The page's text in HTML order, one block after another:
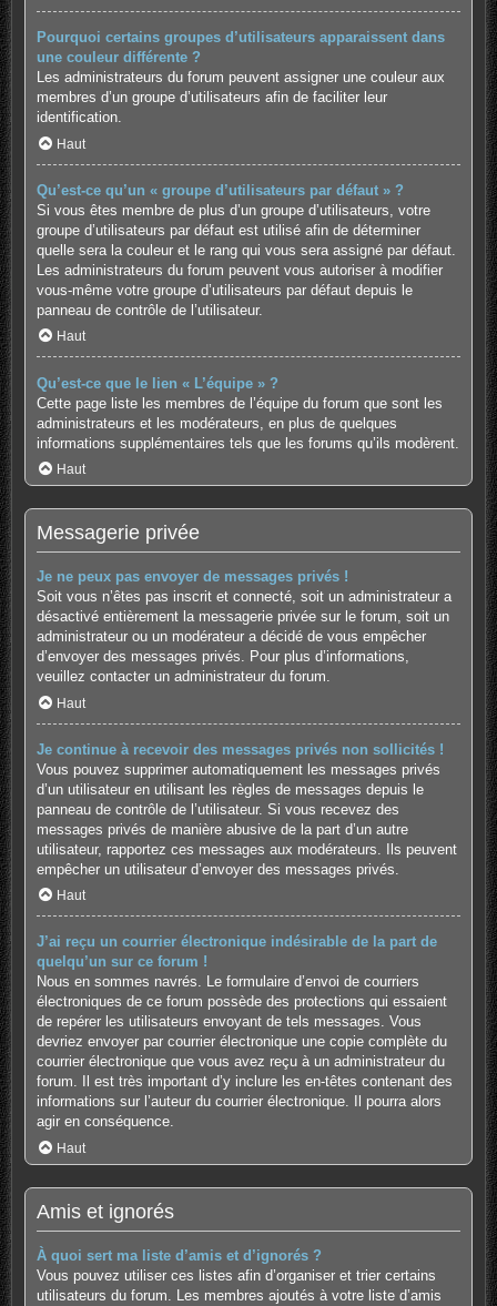
Pourquoi certains groupes d’utilisateurs apparaissent dans
une couleur différente ?
Les administrateurs du forum peuvent assigner une couleur aux
membres d’un groupe d’utilisateurs afin de faciliter leur
identification.
Haut
Qu’est-ce qu’un « groupe d’utilisateurs par défaut » ?
Si vous êtes membre de plus d’un groupe d’utilisateurs, votre
groupe d’utilisateurs par défaut est utilisé afin de déterminer
quelle sera la couleur et le rang qui vous sera assigné par défaut.
Les administrateurs du forum peuvent vous autoriser à modifier
vous-même votre groupe d’utilisateurs par défaut depuis le
panneau de contrôle de l’utilisateur.
Haut
Qu’est-ce que le lien « L’équipe » ?
Cette page liste les membres de l’équipe du forum que sont les
administrateurs et les modérateurs, en plus de quelques
informations supplémentaires tels que les forums qu’ils modèrent.
Haut
Messagerie privée
Je ne peux pas envoyer de messages privés !
Soit vous n’êtes pas inscrit et connecté, soit un administrateur a
désactivé entièrement la messagerie privée sur le forum, soit un
administrateur ou un modérateur a décidé de vous empêcher
d’envoyer des messages privés. Pour plus d’informations,
veuillez contacter un administrateur du forum.
Haut
Je continue à recevoir des messages privés non sollicités !
Vous pouvez supprimer automatiquement les messages privés
d’un utilisateur en utilisant les règles de messages depuis le
panneau de contrôle de l’utilisateur. Si vous recevez des
messages privés de manière abusive de la part d’un autre
utilisateur, rapportez ces messages aux modérateurs. Ils peuvent
empêcher un utilisateur d’envoyer des messages privés.
Haut
J’ai reçu un courrier électronique indésirable de la part de
quelqu’un sur ce forum !
Nous en sommes navrés. Le formulaire d’envoi de courriers
électroniques de ce forum possède des protections qui essaient
de repérer les utilisateurs envoyant de tels messages. Vous
devriez envoyer par courrier électronique une copie complète du
courrier électronique que vous avez reçu à un administrateur du
forum. Il est très important d’y inclure les en-têtes contenant des
informations sur l’auteur du courrier électronique. Il pourra alors
agir en conséquence.
Haut
Amis et ignorés
À quoi sert ma liste d’amis et d’ignorés ?
Vous pouvez utiliser ces listes afin d’organiser et trier certains
utilisateurs du forum. Les membres ajoutés à votre liste d’amis